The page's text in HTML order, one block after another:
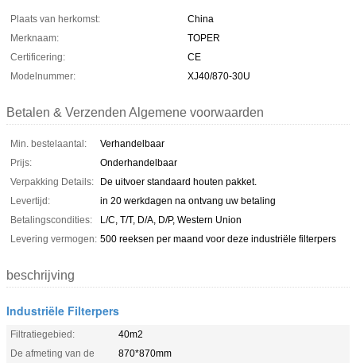
Plaats van herkomst:
China
Merknaam:
TOPER
Certificering:
CE
Modelnummer:
XJ40/870-30U
Betalen & Verzenden Algemene voorwaarden
Min. bestelaantal:
Verhandelbaar
Prijs:
Onderhandelbaar
Verpakking Details:
De uitvoer standaard houten pakket.
Levertijd:
in 20 werkdagen na ontvang uw betaling
Betalingscondities:
L/C, T/T, D/A, D/P, Western Union
Levering vermogen: 500 reeksen per maand voor deze industriële filterpers
beschrijving
Industriële Filterpers
Filtratiegebied:
40m2
De afmeting van de
870*870mm